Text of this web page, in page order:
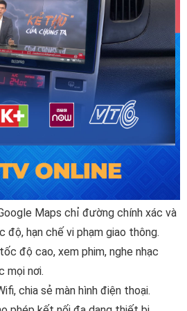
Maps chỉ đường chính xác và
độ, hạn chế vi phạm giao thông.
độ cao, xem phim, nghe nhạc
mọi nơi.
chia sẻ màn hình điện thoại.